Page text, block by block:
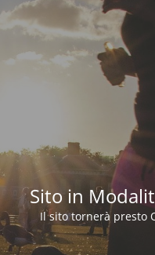
Sito in
Il sito tornerà presto